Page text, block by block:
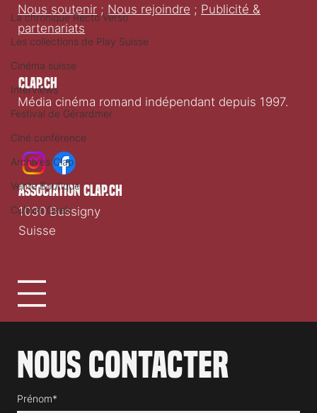
La chronique Recto Verso
Les collections de Play Suisse
Cinéma suisse
Interviews
Festival de Gérardmer
Ciné conférence
Archives Clap
Vente Boutique
Culture Geek
Clap.ch
Média cinéma romand indépendant depuis 1997.
Nous soutenir ; Nous rejoindre ; Publicité &
partenariats
Nous contacter
Prénom*
association clap.ch
1030 Bussigny
Suisse